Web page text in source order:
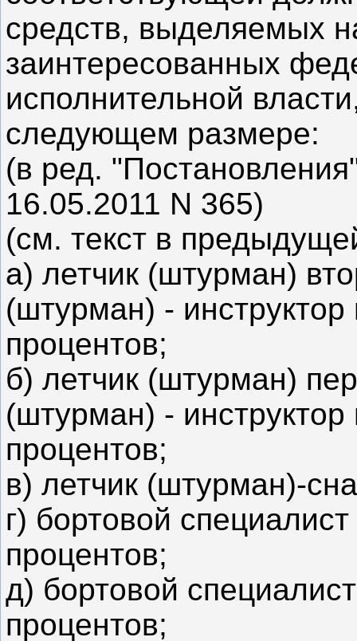
средств, выделяемых
заинтересованных
исполнительной
следующем размере:
(в ред.
16.05.2011 N 365)
(см. текст в
а) летчик (штурман)
(штурман) - инструктор
процентов;
б) летчик (штурман)
(штурман) - инструктор
процентов;
в) летчик (штурман)-
г) бортовой
процентов;
д) бортовой
процентов;